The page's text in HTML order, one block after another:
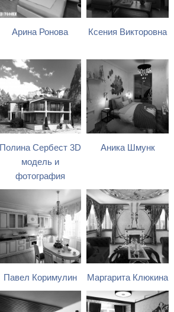
Арина Ронова Ксения Викторовна
Полина Сербест 3D
модель и
фотография
Аника Шмунк
Павел Коримулин Маргарита Клюкина